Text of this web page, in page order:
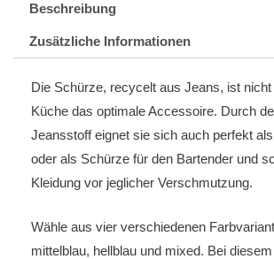
Beschreibung
Zusätzliche Informationen
Die Schürze, recycelt aus Jeans, ist nicht
Küche das optimale Accessoire. Durch
Jeansstoff eignet sie sich auch perfekt
oder als Schürze für den Bartender und
Kleidung vor jeglicher Verschmutzung.
Wähle aus vier verschiedenen
mittelblau, hellblau und mixed. Bei